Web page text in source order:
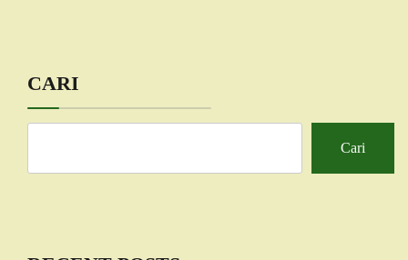
CARI
Cari